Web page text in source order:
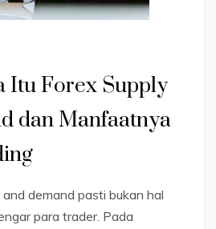
Itu Forex Supply
dan Manfaatnya
demand pasti bukan hal
para trader. Pada